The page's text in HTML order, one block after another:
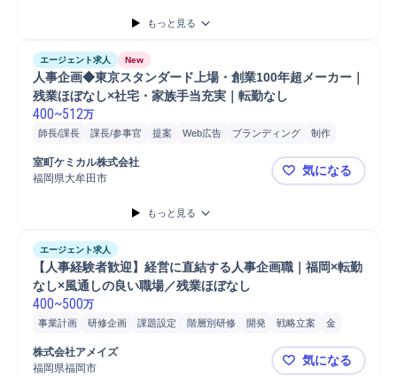
もっと見る
エージェント求人 New
人事企画◆東京スタンダード上場・創業100年超メーカー｜
残業ほぼなし×社宅・家族手当充実｜転勤なし
400~512万
師長/課長 課長/参事官 提案 Web広告 ブランディング
制作
新入社員研修
広告運用
教育研修 課長/マネージャー
人事
携帯電話/PC/PC周辺機器
室町ケミカル株式会社
福岡県大牟田市
人事企画◆
気になる
もっと見る
エージェント求人
【人事経験者歓迎】経営に直結する人事企画職｜福岡×転勤
なし×風通しの良い職場／残業ほぼなし
400~500万
事業計画 研修企画 課題設定 階層別研修 開発 戦略立案
金
目標設定
株式会社アメイズ
福岡県福岡市
【人事経験
気になる